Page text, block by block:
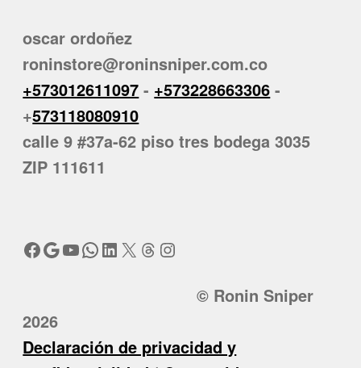
oscar ordoñez
roninstore@roninsniper.com.co
+573012611097 - +573228663306 -
+573118080910
calle 9 #37a-62 piso tres bodega 3035
ZIP 111611
Facebook
Google
YouTube
WhatsApp
LinkedIn
X Threads
Instagram
© Ronin Sniper
2026
Declaración de privacidad y